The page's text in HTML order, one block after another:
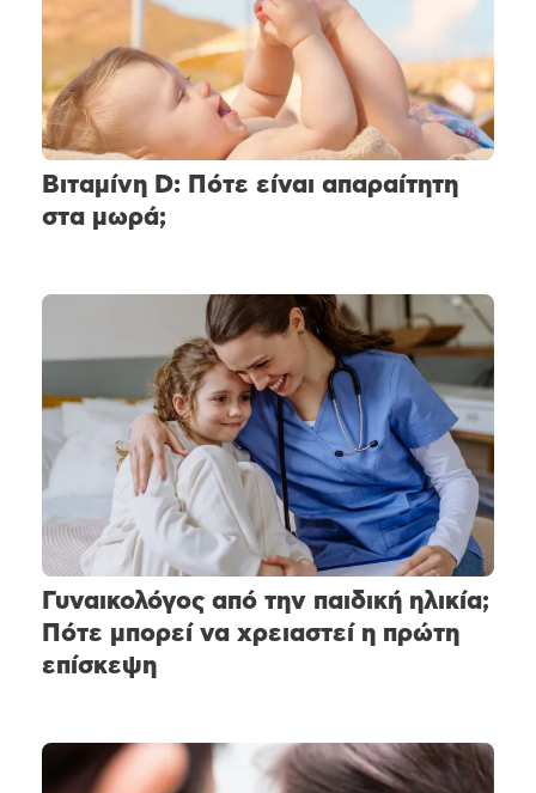
Βιταμίνη D: Πότε είναι απαραίτητη
στα μωρά;
Γυναικολόγος από την παιδική ηλικία;
Πότε μπορεί να χρειαστεί η πρώτη
επίσκεψη